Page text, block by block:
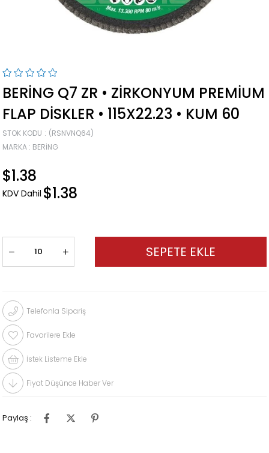
BERING Q7 ZR • ZIRKONYUM PREMIUM
FLAP DISKLER • 115X22.23 • KUM 60
STOK KODU
(RSNVNQ64)
MARKA : BERING
$1.38
KDV Dahil $1.38
Telefonla Sipariş
Favorilere Ekle
İstek Listeme Ekle
Fiyat Düşünce Haber Ver
Paylaş :